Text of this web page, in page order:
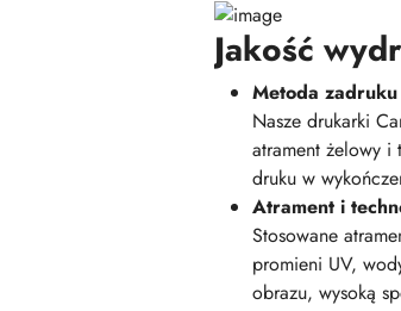
Jakość
Metoda zadruku
Nasze drukarki
atrament żelowy i
druku w
Atrament i
Stosowane
promieni UV,
obrazu, wysoką